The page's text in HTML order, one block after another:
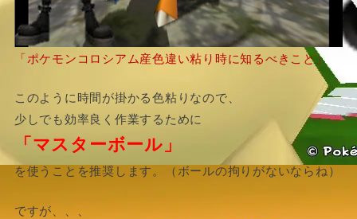
「ポケモンコロシアム産色違い粘り時に知るべきこと」
このように時間が掛かる色粘りなので、
少しでも効率良く作業するために
「マスターボール」
を使うことを推奨します。（ボールの拘りがないならね）
ですが、、、